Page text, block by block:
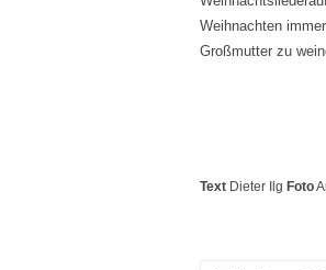
Weihnachten
Großmutter zu
Text Dieter Ilg Foto